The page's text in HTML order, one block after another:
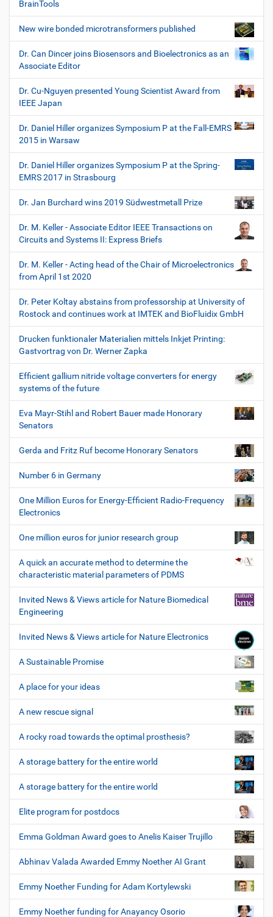
BrainTools
New wire bonded microtransformers published
Dr. Can Dincer joins Biosensors and Bioelectronics as an
Associate Editor
Dr. Cu-Nguyen presented Young Scientist Award from
IEEE Japan
Dr. Daniel Hiller organizes Symposium P at the Fall-EMRS
2015 in Warsaw
Dr. Daniel Hiller organizes Symposium P at the Spring-
EMRS 2017 in Strasbourg
Dr. Jan Burchard wins 2019 Südwestmetall Prize
Dr. M. Keller - Associate Editor IEEE Transactions on
Circuits and Systems II: Express Briefs
Dr. M. Keller - Acting head of the Chair of Microelectronics
from April 1st 2020
Dr. Peter Koltay abstains from professorship at University of
Rostock and continues work at IMTEK and BioFluidix GmbH
Drucken funktionaler Materialien mittels Inkjet Printing:
Gastvortrag von Dr. Werner Zapka
Efficient gallium nitride voltage converters for energy
systems of the future
Eva Mayr-Stihl and Robert Bauer made Honorary
Senators
Gerda and Fritz Ruf become Honorary Senators
Number 6 in Germany
One Million Euros for Energy-Efficient Radio-Frequency
Electronics
One million euros for junior research group
A quick an accurate method to determine the
characteristic material parameters of PDMS
Invited News & Views article for Nature Biomedical
Engineering
Invited News & Views article for Nature Electronics
A Sustainable Promise
A place for your ideas
A new rescue signal
A rocky road towards the optimal prosthesis?
A storage battery for the entire world
A storage battery for the entire world
Elite program for postdocs
Emma Goldman Award goes to Anelis Kaiser Trujillo
Abhinav Valada Awarded Emmy Noether AI Grant
Emmy Noether Funding for Adam Kortylewski
Emmy Noether funding for Anayancy Osorio